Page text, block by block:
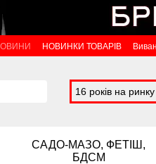
НОВИНКИ ТОВАРІВ
16 років на ринку
САДО-МАЗО, ФЕТІШ,
БДСМ